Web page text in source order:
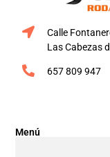
Calle
Las Cabezas
657 809 947
Menú